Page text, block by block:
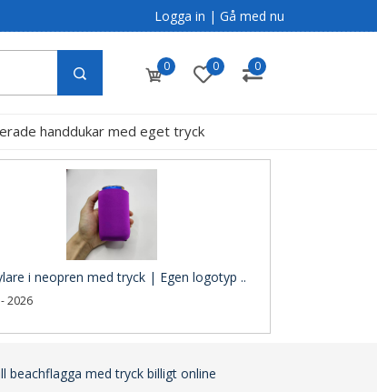
Logga in | Gå med nu
0 0 0
handdukar med eget tryck
i neopren med tryck | Egen logotyp ..
2026
beachflagga med tryck billigt online